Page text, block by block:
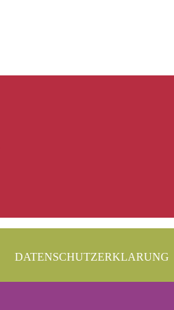
DATENSCHUTZERKLARUNG